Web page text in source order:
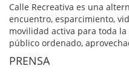
Calle Recreativa es una
encuentro, esparcimiento,
movilidad activa para toda
público ordenado,
PRENSA